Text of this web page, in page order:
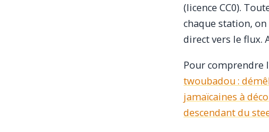
(licence CC0).
chaque station,
direct vers le flux.
Pour comprendre
twoubadou :
jamaïcaines à
descendant du